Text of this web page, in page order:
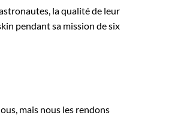
la qualité de leur
pendant sa mission de six
mais nous les rendons